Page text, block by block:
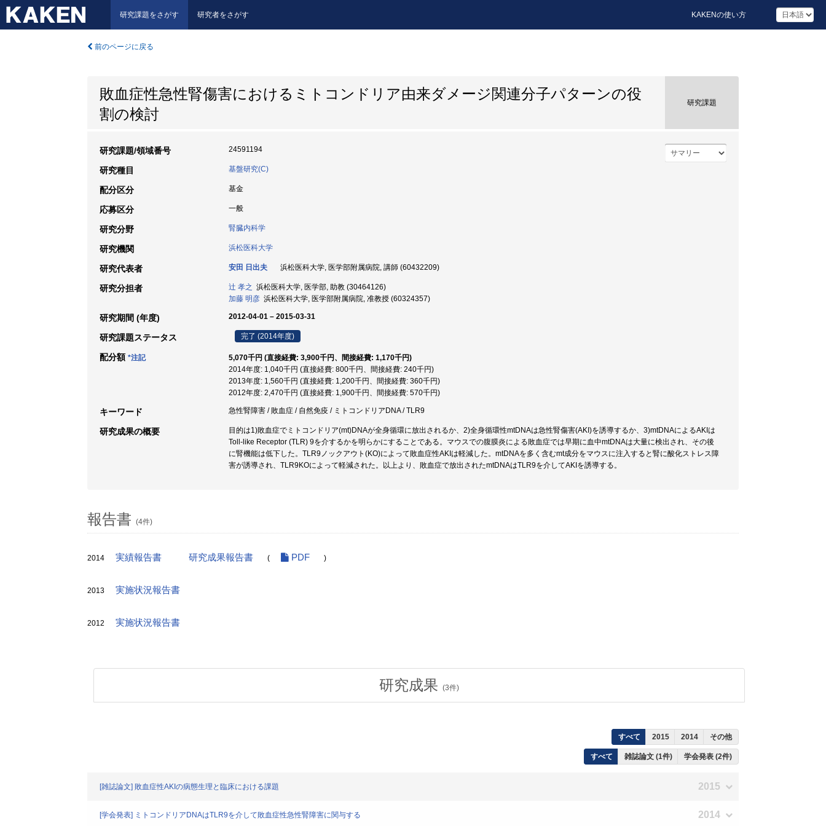
研究課題をさがす 研究者をさがす KAKENの使い方
前のページに戻る
敗血症性急性腎傷害におけるミトコンドリア由来ダメージ関連分子パターンの役
割の検討
研究課題
研究課題/領域番号 24591194
研究種目 基盤研究(C)
配分区分 基金
応募区分 一般
研究分野 腎臓内科学
研究機関 浜松医科大学
研究代表者 安田 日出夫 浜松医科大学, 医学部附属病院, 講師 (60432209)
研究分担者 辻 孝之 浜松医科大学, 医学部, 助教 (30464126)
加藤 明彦 浜松医科大学, 医学部附属病院, 准教授 (60324357)
研究期間 (年度) 2012-04-01 – 2015-03-31
研究課題ステータス 完了 (2014年度)
配分額 *注記
5,070千円 (直接経費: 3,900千円、間接経費: 1,170千円)
2014年度: 1,040千円 (直接経費: 800千円、間接経費: 240千円)
2013年度: 1,560千円 (直接経費: 1,200千円、間接経費: 360千円)
2012年度: 2,470千円 (直接経費: 1,900千円、間接経費: 570千円)
キーワード 急性腎障害 / 敗血症 / 自然免疫 / ミトコンドリアDNA / TLR9
研究成果の概要
目的は1)敗血症でミトコンドリア(mt)DNAが全身循環に放出されるか、2)全身循環性mtDNAは急性腎傷害(AKI)を誘導するか、3)mtDNAによるAKIは
Toll-like Receptor (TLR) 9を介するかを明らかにすることである。マウスでの腹膜炎による敗血症では早期に血中mtDNAは大量に検出され、その後
に腎機能は低下した。TLR9ノックアウト(KO)によって敗血症性AKIは軽減した。mtDNAを多く含むmt成分をマウスに注入すると腎に酸化ストレス障
害が誘導され、TLR9KOによって軽減された。以上より、敗血症で放出されたmtDNAはTLR9を介してAKIを誘導する。
報告書 (4件)
2014 実績報告書 研究成果報告書 ( PDF )
2013 実施状況報告書
2012 実施状況報告書
研究成果 (3件)
すべて 2015 2014 その他
すべて 雑誌論文 (1件) 学会発表 (2件)
[雑誌論文] 敗血症性AKIの病態生理と臨床における課題 2015
[学会発表] ミトコンドリアDNAはTLR9を介して敗血症性急性腎障害に関与する 2014